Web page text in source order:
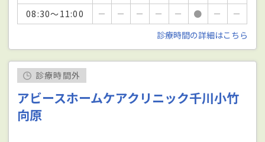
08:30～11:00
－ － － － － ● －
－
診療時間の詳細はこちら
診療時間外
アビースホームケアクリニック千川小竹
向原